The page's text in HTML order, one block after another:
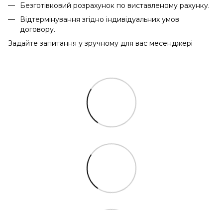
Безготівковий розрахунок по виставленому рахунку.
Відтермінування згідно індивідуальних умов
договору.
Задайте запитання у зручному для вас месенджері